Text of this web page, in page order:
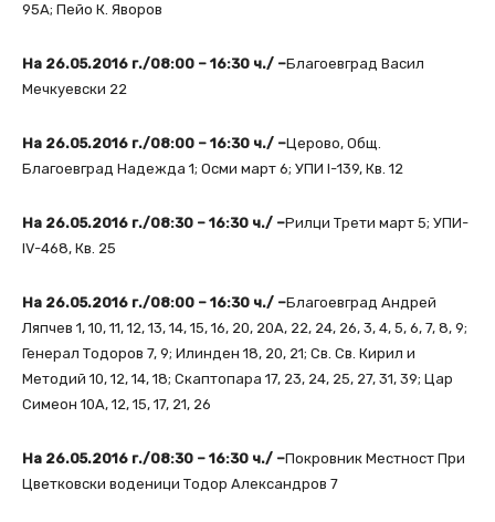
95А; Пейо К. Яворов
На 26.05.2016 г./08:00 – 16:30 ч./ –Благоевград Васил
Мечкуевски 22
На 26.05.2016 г./08:00 – 16:30 ч./ –Церово, Общ.
Благоевград Надежда 1; Осми март 6; УПИ I-139, Кв. 12
На 26.05.2016 г./08:30 – 16:30 ч./ –Рилци Трети март 5; УПИ-
IV-468, Кв. 25
На 26.05.2016 г./08:00 – 16:30 ч./ –Благоевград Андрей
Ляпчев 1, 10, 11, 12, 13, 14, 15, 16, 20, 20А, 22, 24, 26, 3, 4, 5, 6, 7, 8, 9;
Генерал Тодоров 7, 9; Илинден 18, 20, 21; Св. Св. Кирил и
Методий 10, 12, 14, 18; Скаптопара 17, 23, 24, 25, 27, 31, 39; Цар
Симеон 10А, 12, 15, 17, 21, 26
На 26.05.2016 г./08:30 – 16:30 ч./ –Покровник Местност При
Цветковски воденици Тодор Александров 7